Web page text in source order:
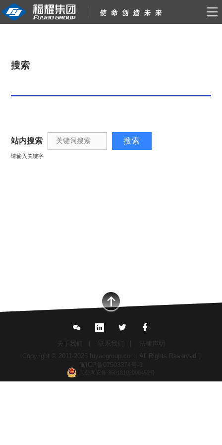
搜索
站内搜索
请输入关键字
联系我们
法律声明
Copyright © 2011-2026 fuyaogroup.com. All Rights Reserved |
闽ICP备07503374号-1
闽公网安备 35018102000452号